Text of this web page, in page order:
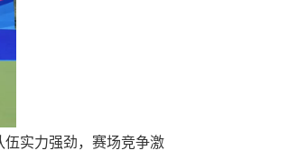
实力强劲，赛场竞争激